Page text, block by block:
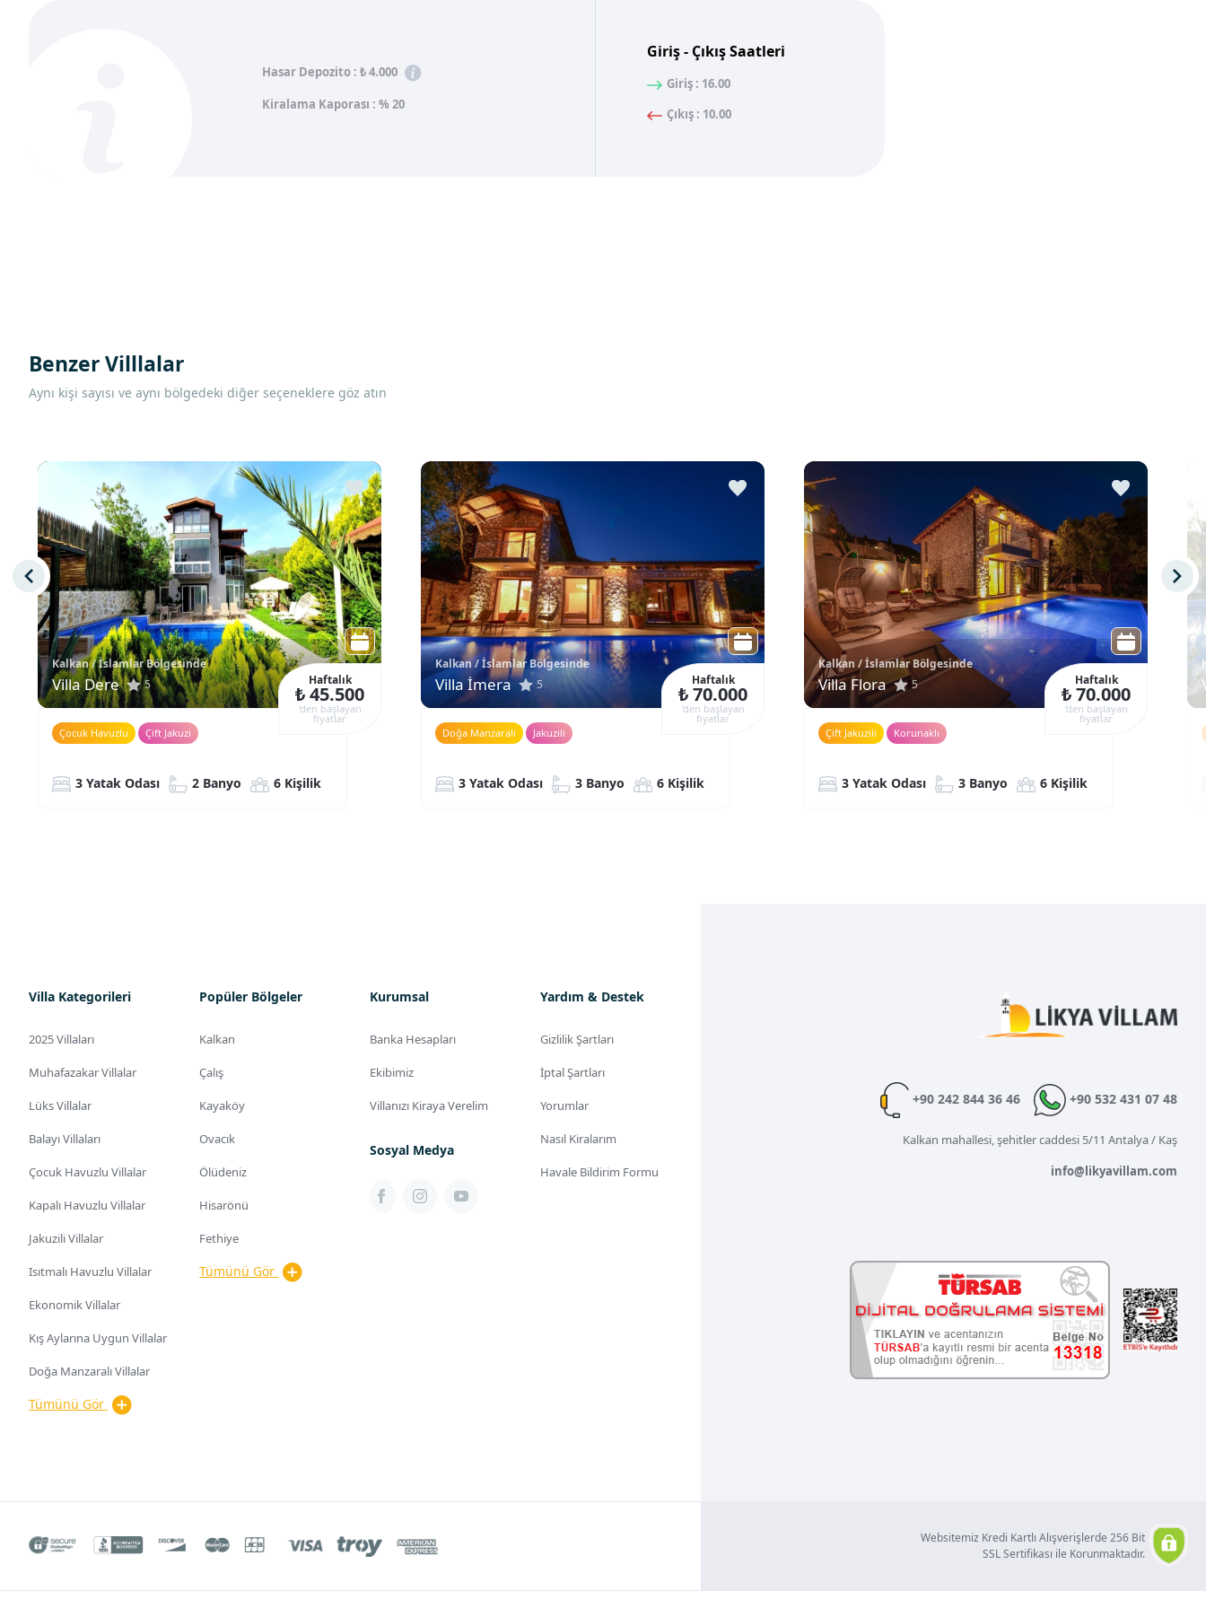
Hasar Depozito : ₺ 4.000
Kiralama Kaporası : % 20
Giriş - Çıkış Saatleri
Giriş : 16.00
Çıkış : 10.00
Benzer Villlalar
Aynı kişi sayısı ve aynı bölgedeki diğer seçeneklere göz atın
Kalkan / İslamlar Bölgesinde
Villa Dere 5 Haftalık
₺ 45.500
‘den başlayan
fiyatlar
Çocuk Havuzlu
Çift Jakuzi
3 Yatak Odası 2 Banyo 6 Kişilik
Kalkan / İslamlar Bölgesinde
Villa İmera 5 Haftalık
₺ 70.000
‘den başlayan
fiyatlar
Doğa Manzaralı
Jakuzili
3 Yatak Odası 3 Banyo 6 Kişilik
Kalkan / İslamlar Bölgesinde
Villa Flora 5 Haftalık
₺ 70.000
‘den başlayan
fiyatlar
Çift Jakuzili
Korunaklı
3 Yatak Odası 3 Banyo 6 Kişilik
Villa Kategorileri
2025 Villaları
Muhafazakar Villalar
Lüks Villalar
Balayı Villaları
Çocuk Havuzlu Villalar
Kapalı Havuzlu Villalar
Jakuzili Villalar
Isıtmalı Havuzlu Villalar
Ekonomik Villalar
Kış Aylarına Uygun Villalar
Doğa Manzaralı Villalar
Tümünü Gör
Popüler Bölgeler
Kalkan
Çalış
Kayaköy
Ovacık
Ölüdeniz
Hisarönü
Fethiye
Tümünü Gör
Kurumsal
Banka Hesapları
Ekibimiz
Villanızı Kiraya Verelim
Sosyal Medya
Yardım & Destek
Gizlilik Şartları
İptal Şartları
Yorumlar
Nasıl Kiralarım
Havale Bildirim Formu
+90 242 844 36 46 +90 532 431 07 48
Kalkan mahallesi, şehitler caddesi 5/11 Antalya / Kaş
info@likyavillam.com
Websitemiz Kredi Kartlı Alışverişlerde 256 Bit
SSL Sertifikası ile Korunmaktadır.